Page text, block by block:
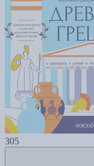
305